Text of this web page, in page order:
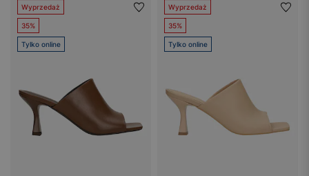
Wyprzedaż
35%
Tylko online
Wyprzedaż
35%
Tylko online